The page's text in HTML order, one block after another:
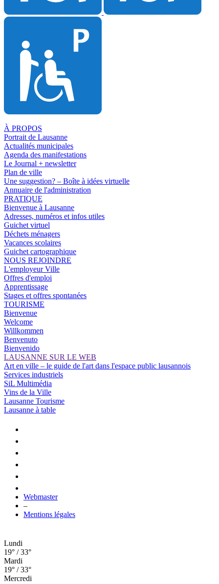
À PROPOS
Portrait de Lausanne
Actualités municipales
Agenda des manifestations
Le Journal + newsletter
Plan de ville
Une suggestion? – Boîte à idées virtuelle
Annuaire de l'administration
PRATIQUE
Bienvenue à Lausanne
Adresses, numéros et infos utiles
Guichet virtuel
Déchets ménagers
Vacances scolaires
Guichet cartographique
NOUS REJOINDRE
L'employeur Ville
Offres d'emploi
Apprentissage
Stages et offres spontanées
TOURISME
Bienvenue
Welcome
Willkommen
Benvenuto
Bienvenido
LAUSANNE SUR LE WEB
Art en ville – le guide de l'art dans l'espace public lausannois
Services industriels
SiL Multimédia
Vins de la Ville
Lausanne Tourisme
Lausanne à table
Webmaster
–
Mentions légales
Lundi
19° / 33°
Mardi
19° / 33°
Mercredi